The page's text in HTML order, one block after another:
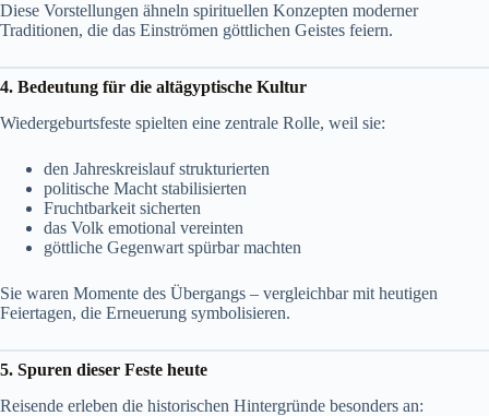
Diese Vorstellungen ähneln spirituellen Konzepten moderner
Traditionen, die das Einströmen göttlichen Geistes feiern.
4. Bedeutung für die altägyptische Kultur
Wiedergeburtsfeste spielten eine zentrale Rolle, weil sie:
den Jahreskreislauf strukturierten
politische Macht stabilisierten
Fruchtbarkeit sicherten
das Volk emotional vereinten
göttliche Gegenwart spürbar machten
Sie waren Momente des Übergangs – vergleichbar mit heutigen
Feiertagen, die Erneuerung symbolisieren.
5. Spuren dieser Feste heute
Reisende erleben die historischen Hintergründe besonders an: